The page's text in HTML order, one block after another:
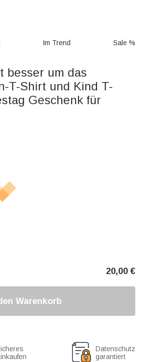
Im Trend Sale %
besser um das
T-Shirt und Kind T-
Geschenk für
20,00 €
Warenkorb
Datenschutz
garantiert